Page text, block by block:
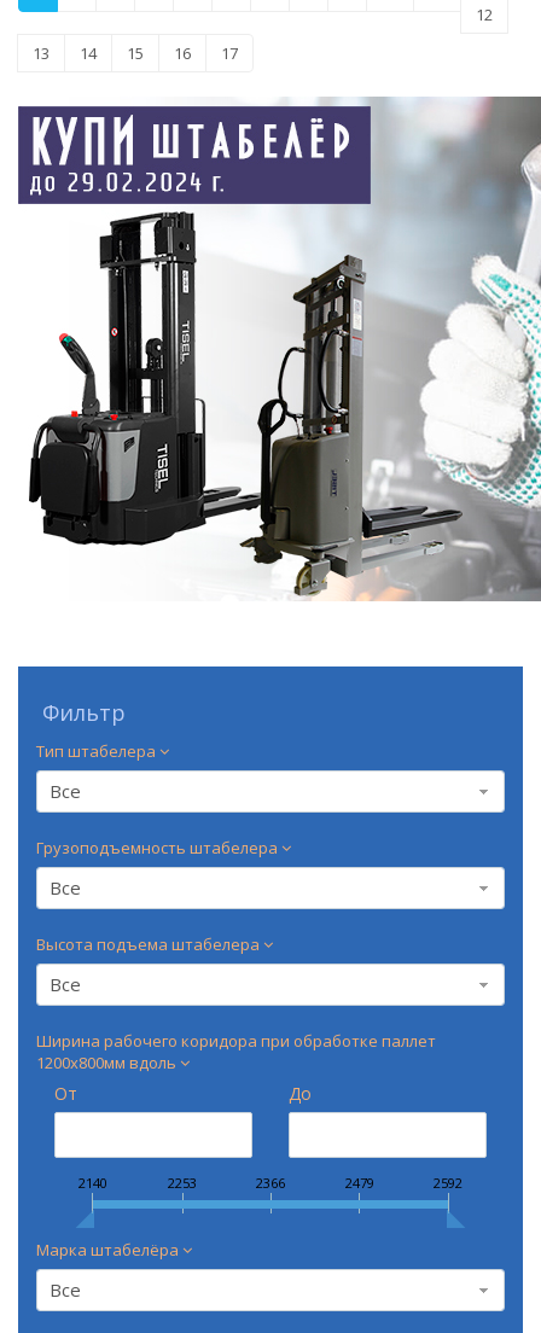
12
13
14 15 16 17
Фильтр
Тип штабелера
Все
Грузоподъемность штабелера
Все
Высота подъема штабелера
Все
Ширина рабочего коридора при обработке паллет
1200х800мм вдоль
От До
2140 2253 2366 2479 2592
Марка штабелёра
Все